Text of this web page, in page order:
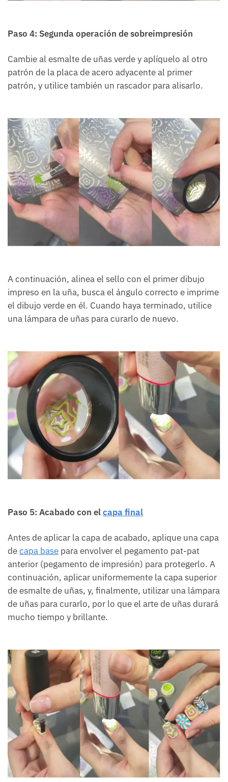
Paso 4: Segunda operación de sobreimpresión
Cambie al esmalte de uñas verde y aplíquelo al otro
patrón de la placa de acero adyacente al primer
patrón, y utilice también un rascador para alisarlo.
A continuación, alinea el sello con el primer dibujo
impreso en la uña, busca el ángulo correcto e imprime
el dibujo verde en él. Cuando haya terminado, utilice
una lámpara de uñas para curarlo de nuevo.
Paso 5: Acabado con elcapa final
Antes de aplicar la capa de acabado, aplique una capa
decapa base para envolver el pegamento pat-pat
anterior (pegamento de impresión) para protegerlo. A
continuación, aplicar uniformemente la capa superior
de esmalte de uñas, y, finalmente, utilizar una lámpara
de uñas para curarlo, por lo que el arte de uñas durará
mucho tiempo y brillante.